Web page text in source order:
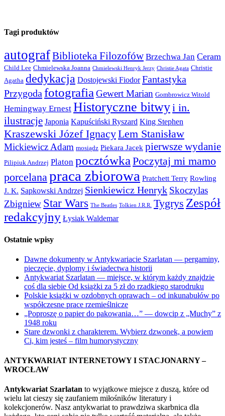
Tagi produktów
autografBiblioteka Filozofów Brzechwa Jan Ceram
Child Lee Chmielewska Joanna Chmielewski Henryk Jerzy Christie Agata Christie
Agatha dedykacja Dostojewski Fiodor Fantastyka
Przygoda fotografia Gewert Marian Gombrowicz Witold
Hemingway Ernest Historyczne bitwyi in.
ilustracje Japonia Kapuściński Ryszard King Stephen
Kraszewski Józef IgnacyLem Stanisław
Mickiewicz Adam mosiądz Piekara Jacek pierwsze wydanie
Pilipiuk Andrzej Platon pocztówka Poczytaj mi mamo
porcelanapraca zbiorowa Pratchett Terry Rowling
J. K. Sapkowski Andrzej Sienkiewicz Henryk Skoczylas
Zbigniew Star Wars The Beatles Tolkien J.R.R. Tygrys Zespół
redakcyjny Łysiak Waldemar
Ostatnie wpisy
Dawne dokumenty w Antykwariacie Szarlatan — pergaminy,
pieczęcie, dyplomy i świadectwa historii
Antykwariat Szarlatan — miejsce, w którym każdy znajdzie
coś dla siebie Od książki za 5 zł do rzadkiego starodruku
Polskie książki w ozdobnych oprawach – od inkunabułów po
współczesne prace rzemieślnicze
„Poproszę o papier do pakowania…” — dowcip z „Muchy” z
1948 roku
Stare dzwonki z charakterem. Wybierz dzwonek, a powiem
Ci, kim jesteś – film humorystyczny
ANTYKWARIAT INTERNETOWY I STACJONARNY –
WROCŁAW
Antykwariat Szarlatan to wyjątkowe miejsce z duszą, które od
wielu lat cieszy się zaufaniem miłośników literatury i
kolekcjonerów. Nasz antykwariat to prawdziwa skarbnica dla